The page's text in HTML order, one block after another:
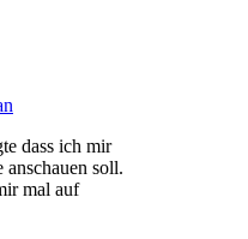
dass ich mir
anschauen soll.
mal auf